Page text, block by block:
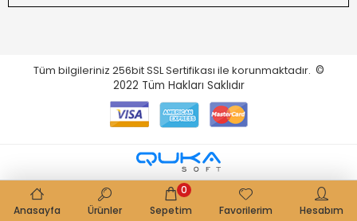
Tüm bilgileriniz 256bit SSL Sertifikası ile korunmaktadır. ©
2022 Tüm Hakları Saklıdır
Anasayfa Ürünler Sepetim
0
Favorilerim
Hesabım